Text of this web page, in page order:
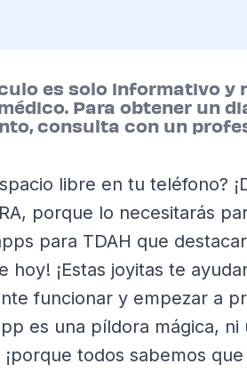
es solo informativo y
Para obtener un
consulta con un
libre en tu teléfono?
porque lo necesitarás
para TDAH que
hoy! ¡Estas joyitas te
funcionar y empezar a
es una píldora mágica, ni
¡porque todos sabemos